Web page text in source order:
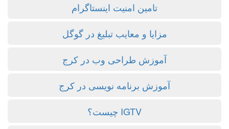
تامین امنیت اینستاگرام
مزایا و معایب تبلیغ در گوگل
آموزش طراحی وب در کرج
آموزش برنامه نویسی در کرج
IGTV چیست؟